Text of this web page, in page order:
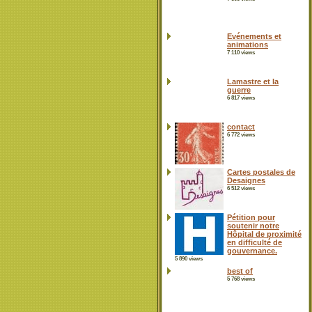
Evénements et
animations
7 110 views
Lamastre et la
guerre
6 817 views
contact
6 772 views
Cartes postales de
Desaignes
6 512 views
Pétition pour
soutenir notre
Hôpital de proximité
en difficulté de
gouvernance.
5 890 views
best of
5 768 views